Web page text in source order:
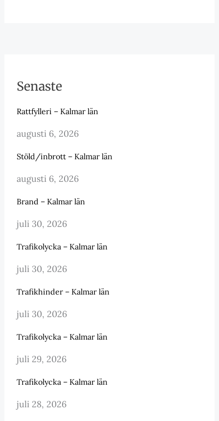
Senaste
Rattfylleri – Kalmar län
augusti 6, 2026
Stöld/inbrott – Kalmar län
augusti 6, 2026
Brand – Kalmar län
juli 30, 2026
Trafikolycka – Kalmar län
juli 30, 2026
Trafikhinder – Kalmar län
juli 30, 2026
Trafikolycka – Kalmar län
juli 29, 2026
Trafikolycka – Kalmar län
juli 28, 2026